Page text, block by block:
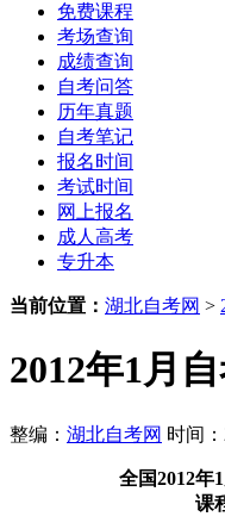
免费课程
考场查询
成绩查询
自考问答
历年真题
自考笔记
报名时间
考试时间
网上报名
成人高考
专升本
当前位置： 湖北自考网 >
2012年1月
整编： 湖北自考网 时间：
全国2012年
课